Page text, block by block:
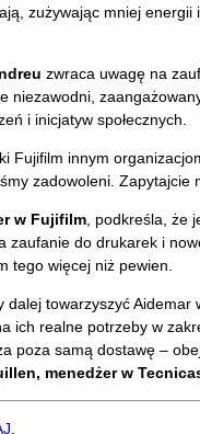
zużywając mniej energii
zwraca uwagę na
niezawodni, zaanga
ń i inicjatyw społecznych.
Fujifilm innym
zadowoleni. Zapytajcie
w Fujifilm, podkreśla, że
zaufanie do drukarek i
tego więcej niż pewien.
dalej towarzyszyć
ich realne potrzeby w
poza samą dostawę –
menedżer w